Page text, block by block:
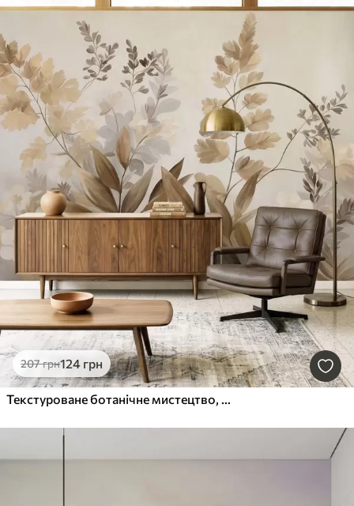
207грн124 грн
Текстуроване ботанічне мистецтво, різноманітні рослини та листя у відтінках коричневого та бежевого